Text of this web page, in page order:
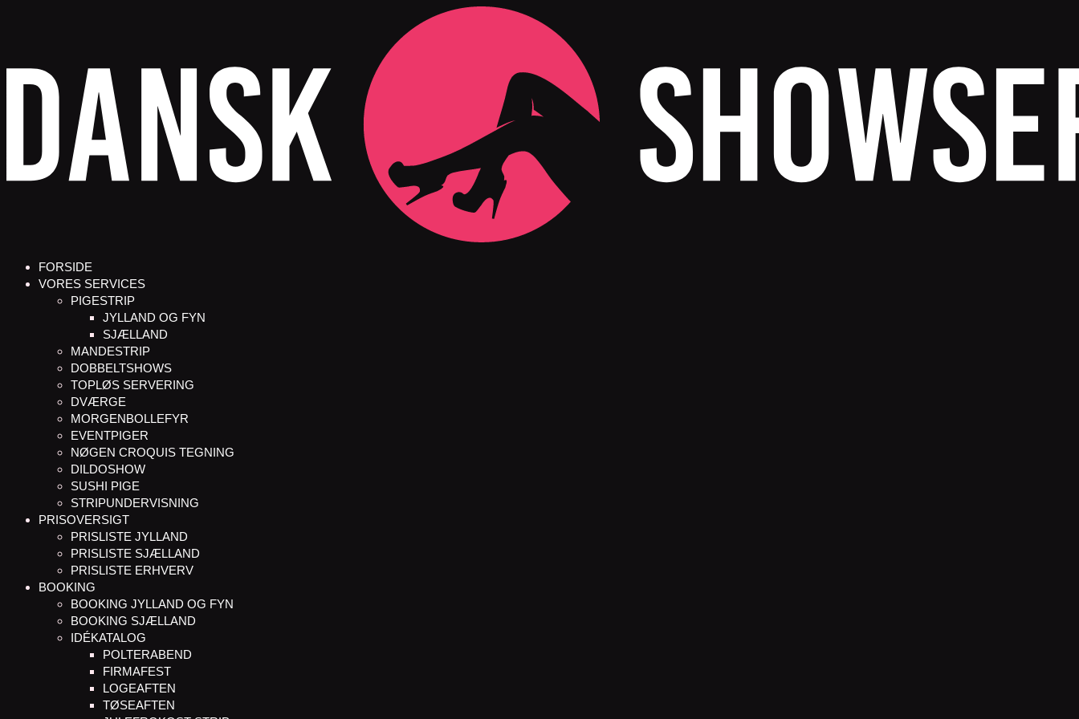
FORSIDE
VORES SERVICES
PIGESTRIP
JYLLAND OG FYN
SJÆLLAND
MANDESTRIP
DOBBELTSHOWS
TOPLØS SERVERING
DVÆRGE
MORGENBOLLEFYR
EVENTPIGER
NØGEN CROQUIS TEGNING
DILDOSHOW
SUSHI PIGE
STRIPUNDERVISNING
PRISOVERSIGT
PRISLISTE JYLLAND
PRISLISTE SJÆLLAND
PRISLISTE ERHVERV
BOOKING
BOOKING JYLLAND OG FYN
BOOKING SJÆLLAND
IDÉKATALOG
POLTERABEND
FIRMAFEST
LOGEAFTEN
TØSEAFTEN